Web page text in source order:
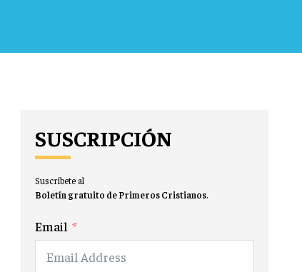
SUSCRIPCIÓN
Suscríbete al
Boletín gratuito de Primeros Cristianos.
Email